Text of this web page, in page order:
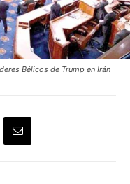
Bélicos de Trump en Irán